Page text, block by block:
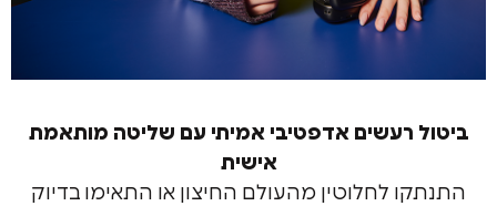
רעשים אדפטיבי אמיתי עם שליטה מותאמת
לחלוטין מהעולם החיצון או התאימו בדיוק